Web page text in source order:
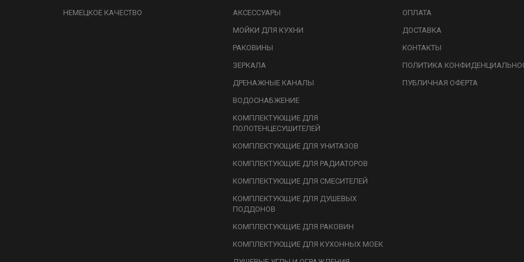
НЕМЕЦКОЕ КАЧЕСТВО
АКСЕССУАРЫ
МОЙКИ ДЛЯ КУХНИ
РАКОВИНЫ
ЗЕРКАЛА
ДРЕНАЖНЫЕ КАНАЛЫ
ВОДОСНАБЖЕНИЕ
КОМПЛЕКТУЮЩИЕ ДЛЯ
ПОЛОТЕНЦЕСУШИТЕЛЕЙ
КОМПЛЕКТУЮЩИЕ ДЛЯ УНИТАЗОВ
КОМПЛЕКТУЮЩИЕ ДЛЯ РАДИАТОРОВ
КОМПЛЕКТУЮЩИЕ ДЛЯ СМЕСИТЕЛЕЙ
КОМПЛЕКТУЮЩИЕ ДЛЯ ДУШЕВЫХ
ПОДДОНОВ
КОМПЛЕКТУЮЩИЕ ДЛЯ РАКОВИН
КОМПЛЕКТУЮЩИЕ ДЛЯ КУХОННЫХ МОЕК
ОПЛАТА
ДОСТАВКА
КОНТАКТЫ
ПОЛИТИКА
ПУБЛИЧНАЯ ОФЕРТА